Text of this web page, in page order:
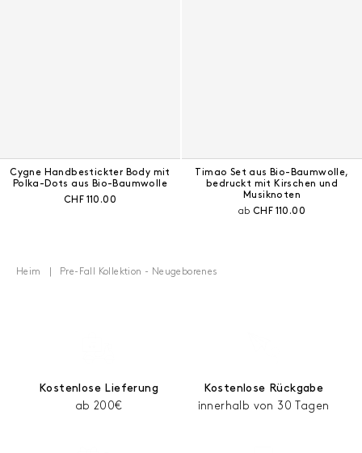
Cygne Handbestickter Body mit
Polka-Dots aus Bio-Baumwolle
Aktueller Preis:
CHF 110.00
Timao Set aus Bio-Baumwolle,
bedruckt mit Kirschen und
Musiknoten
abAktueller Preis:
CHF 110.00
Heim Pre-Fall Kollektion - Neugeborenes
Kostenlose Lieferung
ab 200€
Kostenlose Rückgabe
innerhalb von 30 Tagen